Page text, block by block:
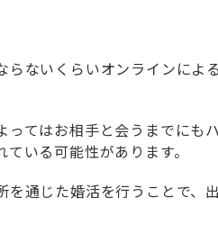
らないくらいオンラインに
ってはお相手と会うまでに
いる可能性があります。
を通じた婚活を行うことで、